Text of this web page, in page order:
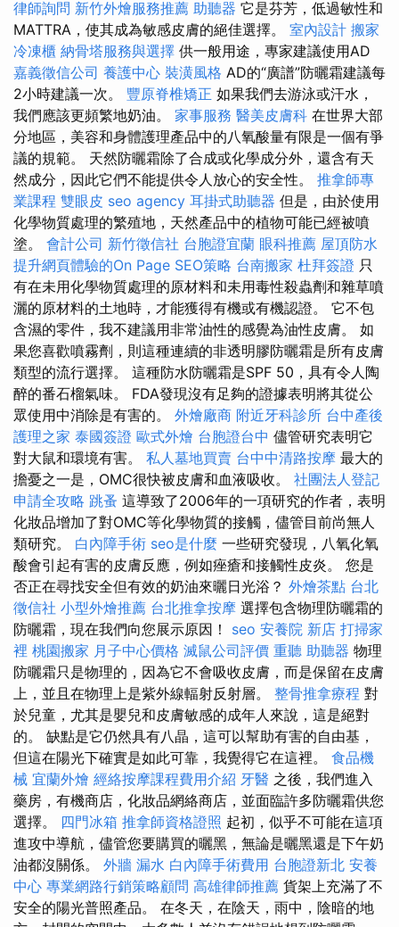
律師詢問 新竹外燴服務推薦 助聽器 它是芬芳，低過敏性和
MATTRA，使其成為敏感皮膚的絕佳選擇。 室內設計 搬家
冷凍櫃 納骨塔服務與選擇 供一般用途，專家建議使用AD
嘉義徵信公司 養護中心 裝潢風格 AD的“廣譜”防曬霜建議每
2小時建議一次。 豐原脊椎矯正 如果我們去游泳或汗水，
我們應該更頻繁地奶油。 家事服務 醫美皮膚科 在世界大部
分地區，美容和身體護理產品中的八氧酸量有限是一個有爭
議的規範。 天然防曬霜除了合成或化學成分外，還含有天
然成分，因此它們不能提供令人放心的安全性。 推拿師專
業課程 雙眼皮 seo agency 耳掛式助聽器 但是，由於使用
化學物質處理的繁殖地，天然產品中的植物可能已經被噴
塗。 會計公司 新竹徵信社 台胞證宜蘭 眼科推薦 屋頂防水
提升網頁體驗的On Page SEO策略 台南搬家 杜拜簽證 只
有在未用化學物質處理的原材料和未用毒性殺蟲劑和雜草噴
灑的原材料的土地時，才能獲得有機或有機認證。 它不包
含濕的零件，我不建議用非常油性的感覺為油性皮膚。 如
果您喜歡噴霧劑，則這種連續的非透明膠防曬霜是所有皮膚
類型的流行選擇。 這種防水防曬霜是SPF 50，具有令人陶
醉的番石榴氣味。 FDA發現沒有足夠的證據表明將其從公
眾使用中消除是有害的。 外燴廠商 附近牙科診所 台中產後
護理之家 泰國簽證 歐式外燴 台胞證台中 儘管研究表明它
對大鼠和環境有害。 私人墓地買賣 台中中清路按摩 最大的
擔憂之一是，OMC很快被皮膚和血液吸收。 社團法人登記
申請全攻略 跳蚤 這導致了2006年的一項研究的作者，表明
化妝品增加了對OMC等化學物質的接觸，儘管目前尚無人
類研究。 白內障手術 seo是什麼 一些研究發現，八氧化氧
酸會引起有害的皮膚反應，例如痤瘡和接觸性皮炎。 您是
否正在尋找安全但有效的奶油來曬日光浴？ 外燴茶點 台北
徵信社 小型外燴推薦 台北推拿按摩 選擇包含物理防曬霜的
防曬霜，現在我們向您展示原因！ seo 安養院 新店 打掃家
裡 桃園搬家 月子中心價格 滅鼠公司評價 重聽 助聽器 物理
防曬霜只是物理的，因為它不會吸收皮膚，而是保留在皮膚
上，並且在物理上是紫外線輻射反射層。 整骨推拿療程 對
於兒童，尤其是嬰兒和皮膚敏感的成年人來說，這是絕對
的。 缺點是它仍然具有八晶，這可以幫助有害的自由基，
但這在陽光下確實是如此可靠，我覺得它在這裡。 食品機
械 宜蘭外燴 經絡按摩課程費用介紹 牙醫 之後，我們進入
藥房，有機商店，化妝品網絡商店，並面臨許多防曬霜供您
選擇。 四門冰箱 推拿師資格證照 起初，似乎不可能在這項
進攻中導航，儘管您要購買的曬黑，無論是曬黑還是下午奶
油都沒關係。 外牆 漏水 白內障手術費用 台胞證新北 安養
中心 專業網路行銷策略顧問 高雄律師推薦 貨架上充滿了不
安全的陽光普照產品。 在冬天，在陰天，雨中，陰暗的地